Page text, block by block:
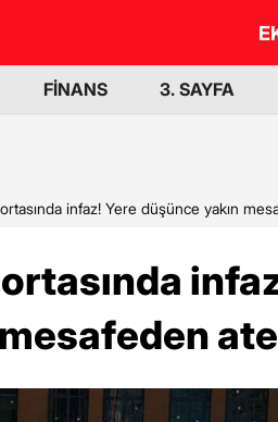
FİNANS 3. SAYFA
infaz! Yere düşünce yakın